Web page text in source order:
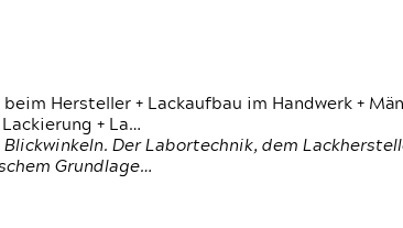
Hersteller + Lackaufbau im Handwerk +
+ La…
Der Labortechnik, dem
Grundlage…